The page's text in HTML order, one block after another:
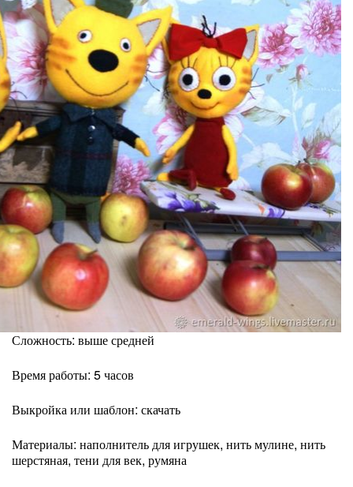
Сложность: выше средней
Время работы: 5 часов
Выкройка или шаблон: скачать
Материалы: наполнитель для игрушек, нить мулине, нить
шерстяная, тени для век, румяна